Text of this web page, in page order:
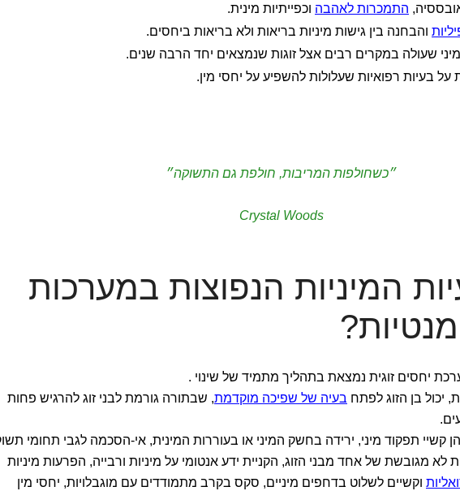
התמכרות לאהבה וכפייתיות מינית.
והבחנה בין גישות מיניות בריאות ולא בריאות ביחסים.
שעולה במקרים רבים אצל זוגות שנמצאים יחד הרבה שנים.
בעיות רפואיות שעלולות להשפיע על יחסי מין.
״כשחולפות המריבות, חולפת גם התשוקה״
Crystal Woods
המיניות הנפוצות במערכות
יחסים זוגית נמצאת בתהליך מתמיד של שינוי .
יכול בן הזוג לפתח בעיה של שפיכה מוקדמת, שבתורה גורמת לבני זוג להרגיש פחות
קשיי תפקוד מיני, ירידה בחשק המיני או בעוררות המינית, אי-הסכמה לגבי תחומי
לא מגובשת של אחד מבני הזוג, הקניית ידע אנטומי על מיניות ורבייה, הפרעות מיניות
וקשיים לשלוט בדחפים מיניים, סקס בקרב מתמודדים עם מוגבלויות, יחסי מין